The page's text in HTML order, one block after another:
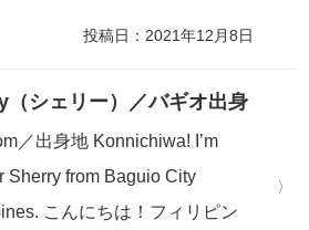
投稿日：2021年12月8日
（シェリー）／バギオ出身
／出身地 Konnichiwa! I’m
Sherry from Baguio City
こんにちは！フィリピン